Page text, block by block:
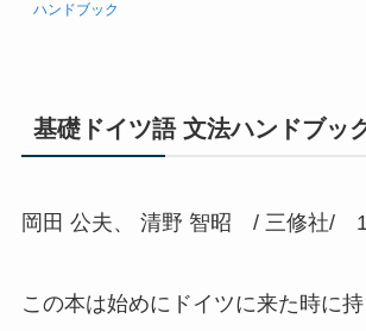
ハンドブック
基礎ドイツ語 文法ハンドブッ
岡田 公夫、 清野 智昭 / 三修社/
この本は始めにドイツに来た時に持